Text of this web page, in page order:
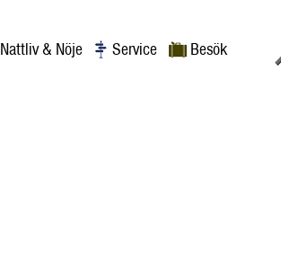
Nattliv & Nöje Service Besök